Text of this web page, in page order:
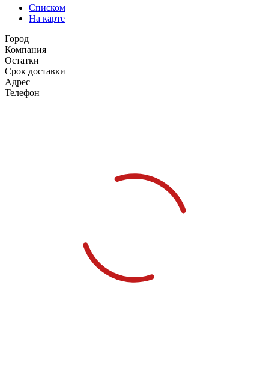
Списком
На карте
Город
Компания
Остатки
Срок доставки
Адрес
Телефон